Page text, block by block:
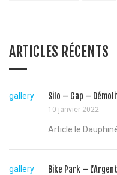
ARTICLES RÉCENTS
gallery Silo – Gap –
10 janvier 2022
Article le
gallery Bike Park –